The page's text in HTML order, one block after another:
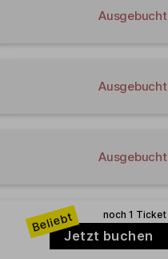
Ausgebucht
Ausgebucht
Ausgebucht
Jetzt buchen